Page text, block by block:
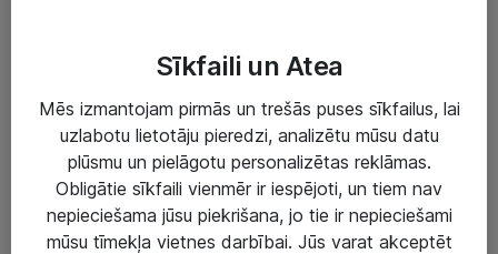
Risinājumi & Pakalpojumi
IT serviss un atbalsts
Sīkfaili un Atea
Mēs izmantojam pirmās un trešās puses sīkfailus, lai
uzlabotu lietotāju pieredzi, analizētu mūsu datu
plūsmu un pielāgotu personalizētas reklāmas.
Obligātie sīkfaili vienmēr ir iespējoti, un tiem nav
nepieciešama jūsu piekrišana, jo tie ir nepieciešami
mūsu tīmekļa vietnes darbībai. Jūs varat akceptēt